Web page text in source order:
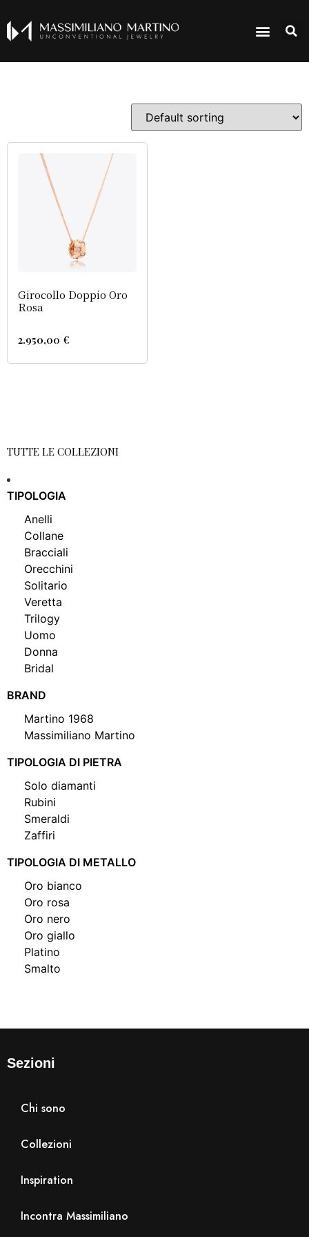
Girocollo Doppio Oro
Rosa
2.950,00 €
TUTTE LE COLLEZIONI
TIPOLOGIA
Anelli
Collane
Bracciali
Orecchini
Solitario
Veretta
Trilogy
Uomo
Donna
Bridal
BRAND
Martino 1968
Massimiliano Martino
TIPOLOGIA DI PIETRA
Solo diamanti
Rubini
Smeraldi
Zaffiri
TIPOLOGIA DI METALLO
Oro bianco
Oro rosa
Oro nero
Oro giallo
Platino
Smalto
Sezioni
Chi sono
Collezioni
Inspiration
Incontra Massimiliano